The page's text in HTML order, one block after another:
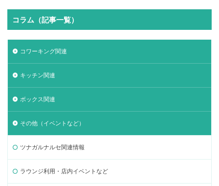
コラム（記事一覧）
コワーキング関連
キッチン関連
ボックス関連
その他（イベントなど）
ツナガルナルセ関連情報
ラウンジ利用・店内イベントなど